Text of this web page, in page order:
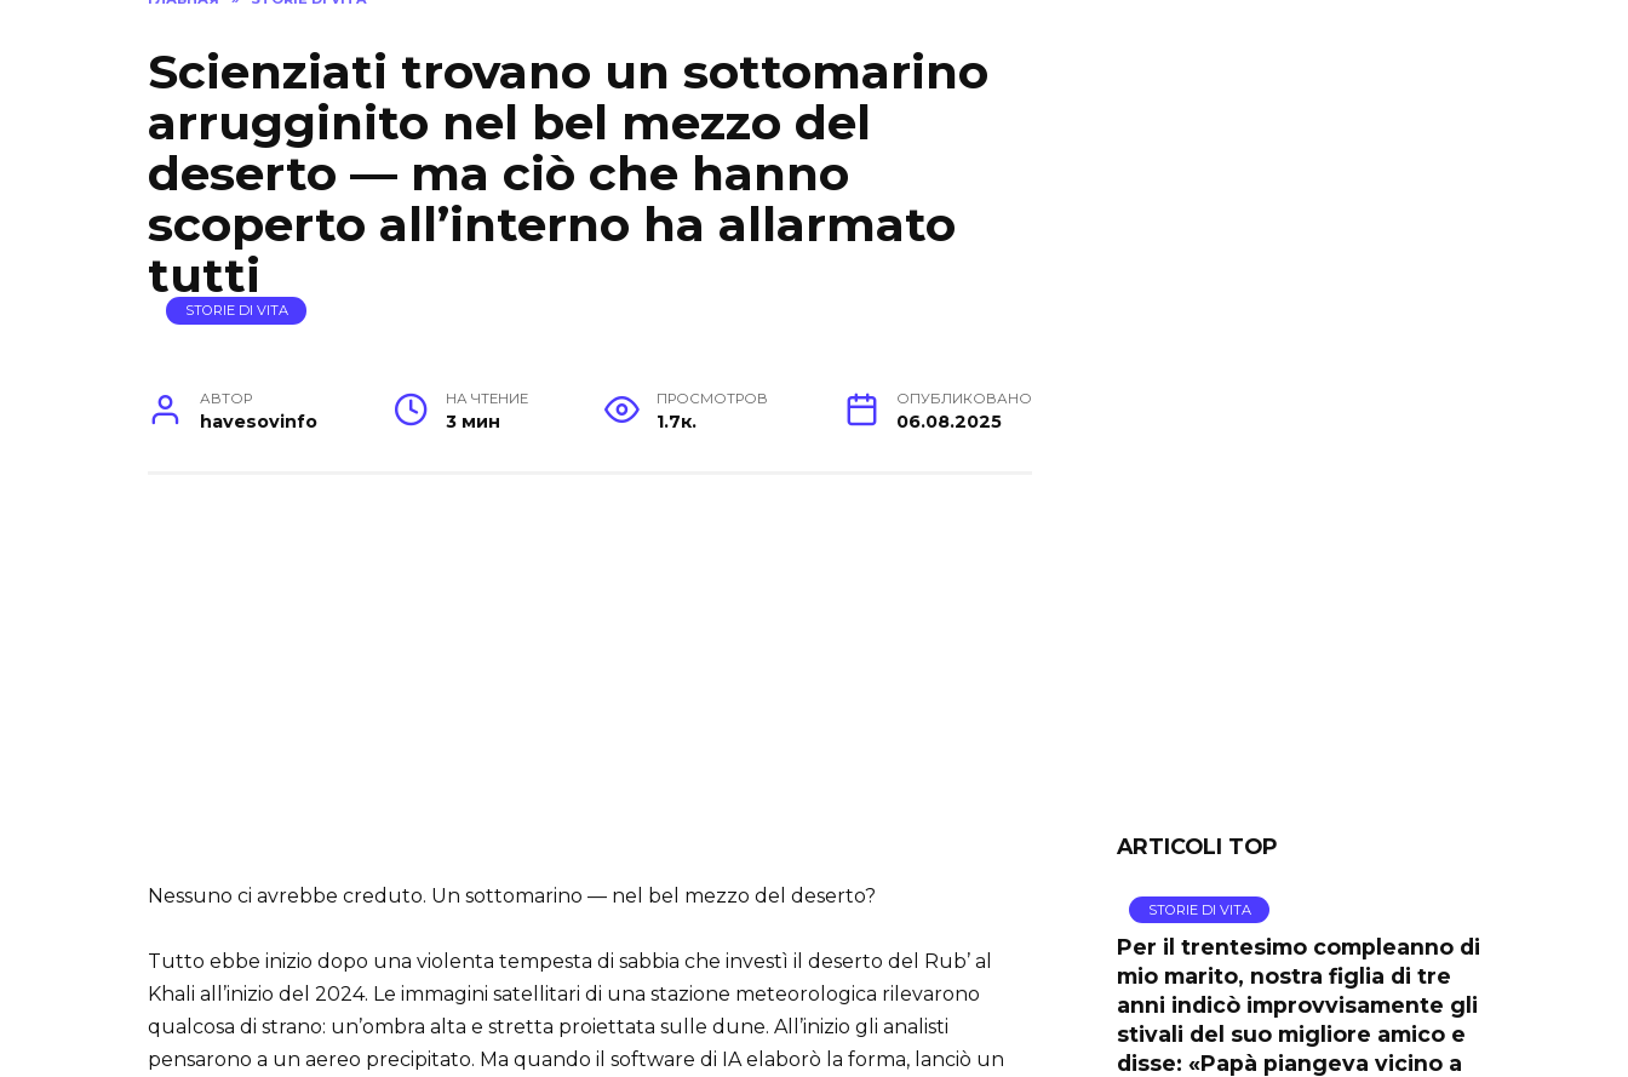
Scienziati trovano un sottomarino
arrugginito nel bel mezzo del
deserto — ma ciò che hanno
scoperto all’interno ha allarmato
tutti
STORIE DI VITA
АВТОР
havesovinfo
НА ЧТЕНИЕ
3 мин
ПРОСМОТРОВ
1.7к.
ОПУБЛИКОВАНО
06.08.2025
Nessuno ci avrebbe creduto. Un sottomarino — nel bel mezzo del deserto?
Tutto ebbe inizio dopo una violenta tempesta di sabbia che investì il deserto del Rub’ al
Khali all’inizio del 2024. Le immagini satellitari di una stazione meteorologica rilevarono
qualcosa di strano: un’ombra alta e stretta proiettata sulle dune. All’inizio gli analisti
pensarono a un aereo precipitato. Ma quando il software di IA elaborò la forma, lanciò un
ARTICOLI TOP
STORIE DI VITA
Per il trentesimo compleanno di
mio marito, nostra figlia di tre
anni indicò improvvisamente gli
stivali del suo migliore amico e
disse: «Papà piangeva vicino a